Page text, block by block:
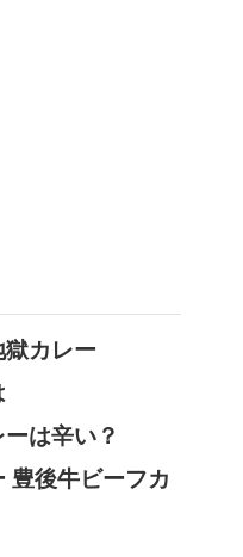
カレー
は辛い？
豊後牛ビーフカ